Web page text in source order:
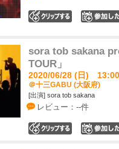
sora tob sakana
TOUR」
2020/06/28 (日) 13:00
＠十三GABU (大阪府)
[出演] sora tob sakana
レビュー：--件